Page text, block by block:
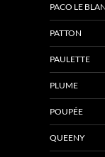
PACO LE
PATTON
PAULETTE
PLUME
POUPÉE
QUEENY